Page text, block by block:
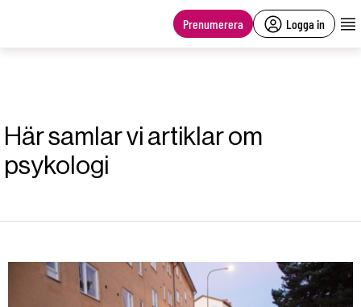
Prenumerera Logga in
Här samlar vi artiklar om
psykologi